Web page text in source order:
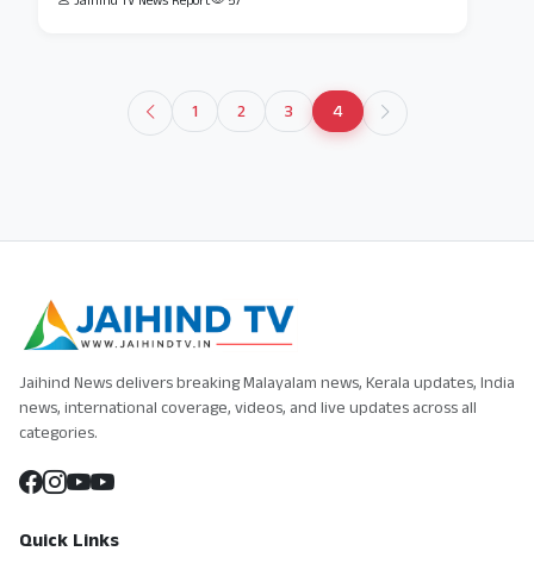
1 2 3 4
Jaihind News delivers breaking Malayalam news, Kerala updates, India
news, international coverage, videos, and live updates across all
categories.
Quick Links